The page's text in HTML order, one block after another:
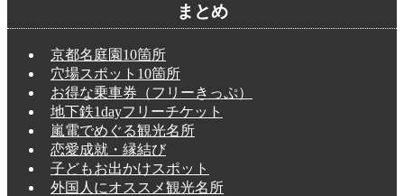
まとめ
京都名庭園10箇所
穴場スポット10箇所
お得な乗車券（フリーきっぷ）
地下鉄1dayフリーチケット
嵐電でめぐる観光名所
恋愛成就・縁結び
子どもお出かけスポット
外国人にオススメ観光名所